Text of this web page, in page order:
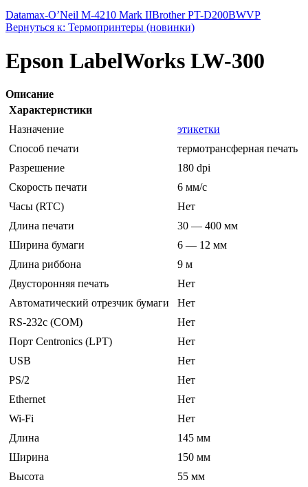
Datamax-O’Neil M-4210 Mark IIBrother PT-D200BWVP
Вернуться к: Термопринтеры (новинки)
Epson LabelWorks LW-300
Описание
Характеристики
Назначение
этикетки
Способ печати
термотрансферная печать
Разрешение
180 dpi
Скорость печати
6 мм/с
Часы (RTC)
Нет
Длина печати
30 — 400 мм
Ширина бумаги
6 — 12 мм
Длина риббона
9 м
Двусторонняя печать
Нет
Автоматический отрезчик бумаги
Нет
RS-232c (COM)
Нет
Порт Centronics (LPT)
Нет
USB
Нет
PS/2
Нет
Ethernet
Нет
Wi-Fi
Нет
Длина
145 мм
Ширина
150 мм
Высота
55 мм